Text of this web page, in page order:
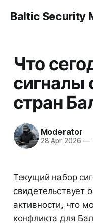
Baltic Security
Что
сигналы
стран
Moderator
28 Apr 2026 —
Текущий набор
свидетельствует
активности, что
конфликта для